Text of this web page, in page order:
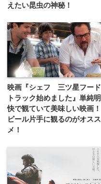
えたい昆虫の神秘！
映画『シェフ 三ツ星フード
トラック始めました』単純明
快で観ていて美味しい映画！
ビール片手に観るのがオスス
メ！